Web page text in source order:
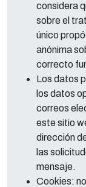
considera
sobre el
único
anónima
correcto
Los datos
los datos
correos
este sitio
dirección
las
mensaje.
Cookies: